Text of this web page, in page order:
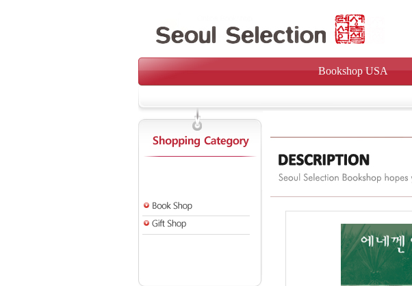
Bookshop USA